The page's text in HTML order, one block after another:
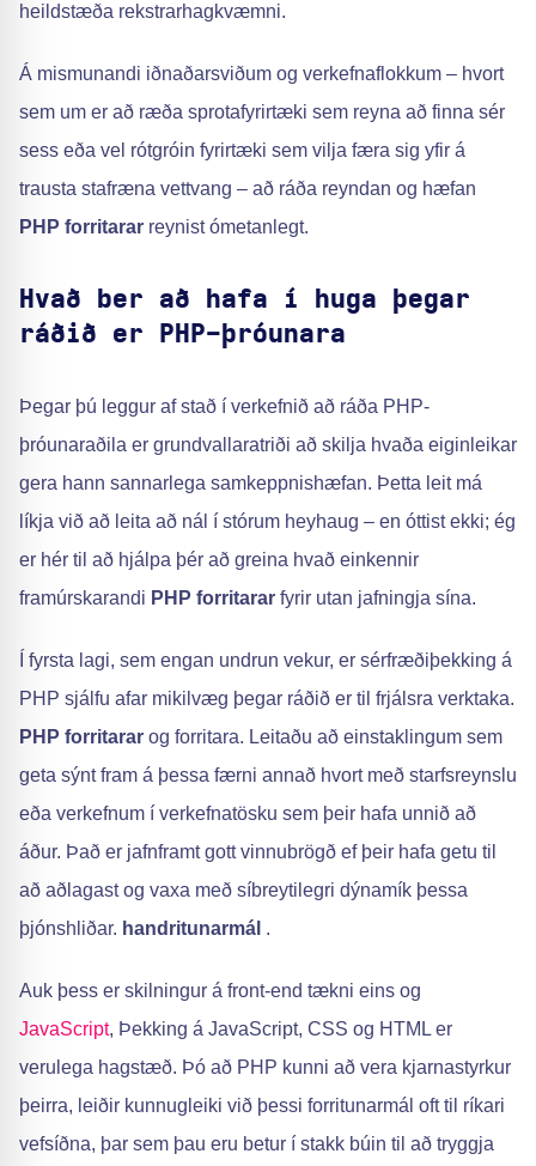
heildstæða rekstrarhagkvæmni.
Á mismunandi iðnaðarsviðum og verkefnaflokkum – hvort
sem um er að ræða sprotafyrirtæki sem reyna að finna sér
sess eða vel rótgróin fyrirtæki sem vilja færa sig yfir á
trausta stafræna vettvang – að ráða reyndan og hæfan
PHP forritarar reynist ómetanlegt.
Hvað ber að hafa í huga þegar
ráðið er PHP-þróunara
Þegar þú leggur af stað í verkefnið að ráða PHP-
þróunaraðila er grundvallaratriði að skilja hvaða eiginleikar
gera hann sannarlega samkeppnishæfan. Þetta leit má
líkja við að leita að nál í stórum heyhaug – en óttist ekki; ég
er hér til að hjálpa þér að greina hvað einkennir
framúrskarandi PHP forritarar fyrir utan jafningja sína.
Í fyrsta lagi, sem engan undrun vekur, er sérfræðiþekking á
PHP sjálfu afar mikilvæg þegar ráðið er til frjálsra verktaka.
PHP forritarar og forritara. Leitaðu að einstaklingum sem
geta sýnt fram á þessa færni annað hvort með starfsreynslu
eða verkefnum í verkefnatösku sem þeir hafa unnið að
áður. Það er jafnframt gott vinnubrögð ef þeir hafa getu til
að aðlagast og vaxa með síbreytilegri dýnamík þessa
þjónshliðar. handritunarmál .
Auk þess er skilningur á front-end tækni eins og
JavaScript, Þekking á JavaScript, CSS og HTML er
verulega hagstæð. Þó að PHP kunni að vera kjarnastyrkur
þeirra, leiðir kunnugleiki við þessi forritunarmál oft til ríkari
vefsíðna, þar sem þau eru betur í stakk búin til að tryggja